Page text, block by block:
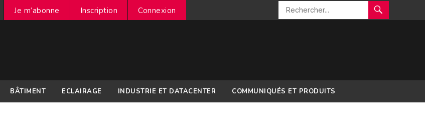
Je m’abonne Inscription Connexion
BÂTIMENT ECLAIRAGE INDUSTRIE ET DATACENTER COMMUNIQUÉS ET PRODUITS